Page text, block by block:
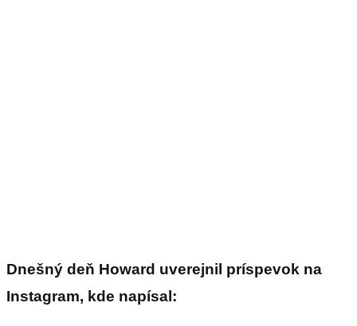
Dnešný deň Howard uverejnil príspevok na
Instagram, kde napísal: